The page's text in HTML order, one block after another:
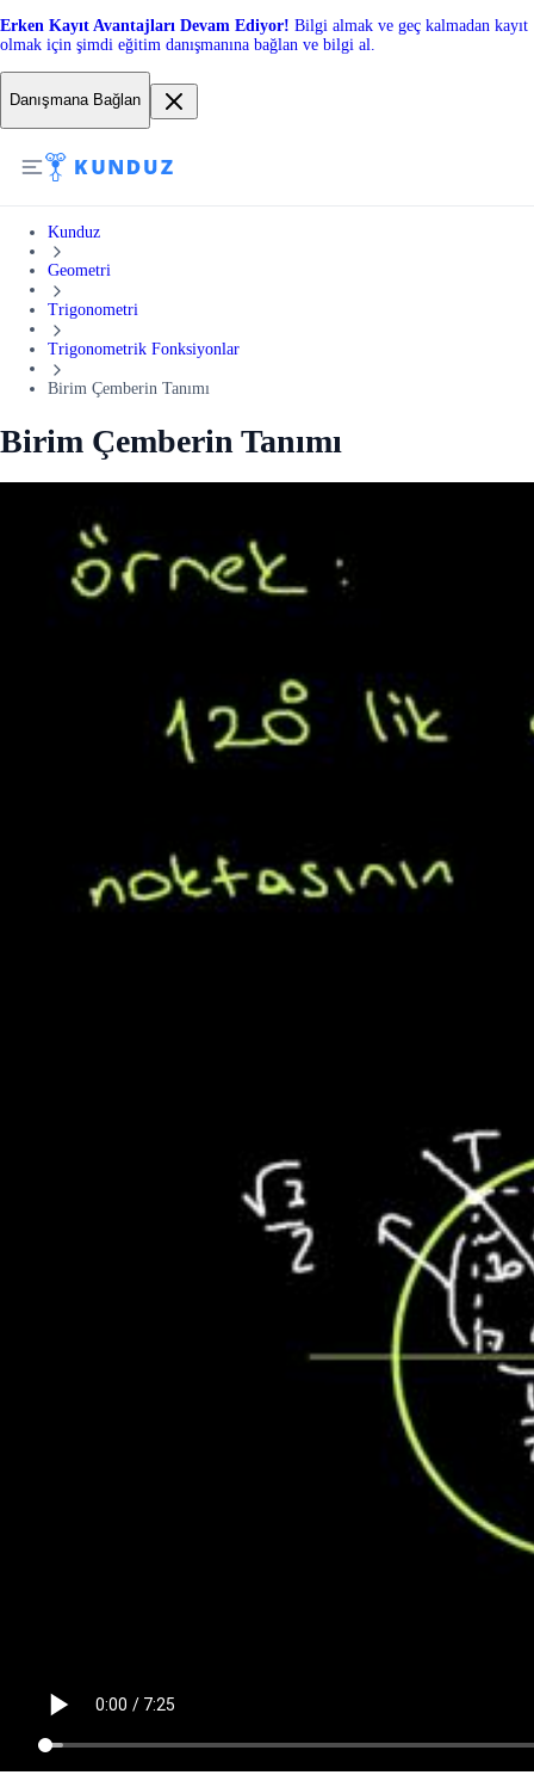
Erken Kayıt Avantajları Devam Ediyor! Bilgi almak ve geç kalmadan kayıt
olmak için şimdi eğitim danışmanına bağlan ve bilgi al.
Danışmana Bağlan
Kunduz
Geometri
Trigonometri
Trigonometrik Fonksiyonlar
Birim Çemberin Tanımı
Birim Çemberin Tanımı